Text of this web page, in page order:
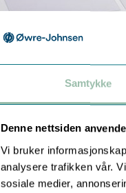
Samtykke
Denne nettsiden
Vi bruker
analysere trafikken vår.
sosiale medier,